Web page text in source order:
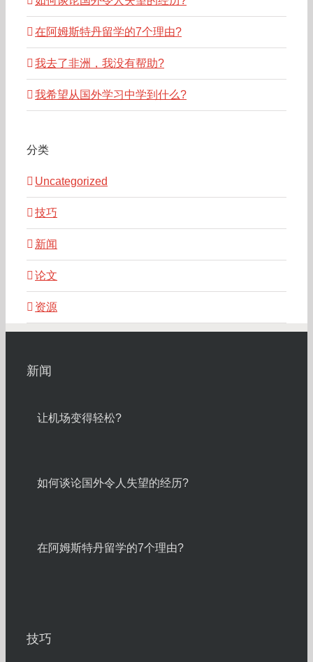
在阿姆斯特丹留学的7个理由?
我去了非洲，我没有帮助?
我希望从国外学习中学到什么?
分类
Uncategorized
技巧
新闻
论文
资源
新闻
让机场变得轻松?
如何谈论国外令人失望的经历?
在阿姆斯特丹留学的7个理由?
技巧